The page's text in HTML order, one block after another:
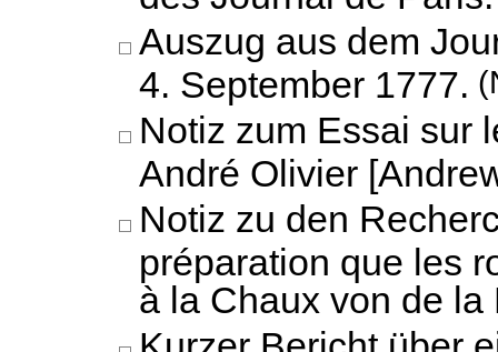
Auszug aus dem
4. September 1777.
Notiz zum Essai sur
André Olivier
Notiz zu den
préparation que les
à la Chaux von de la